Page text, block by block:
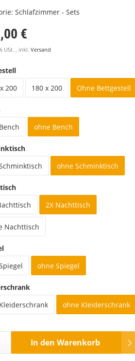
Schlafzimmer - Sets
€
USt. , inkl. Versand
200
180 x 200 Ohne Bettgestell
ohne Bench
ohne Schminktisch
2X Nachttisch
Nachttisch
ohne Spiegel
ohne Kleiderschrank
In den Warenkorb